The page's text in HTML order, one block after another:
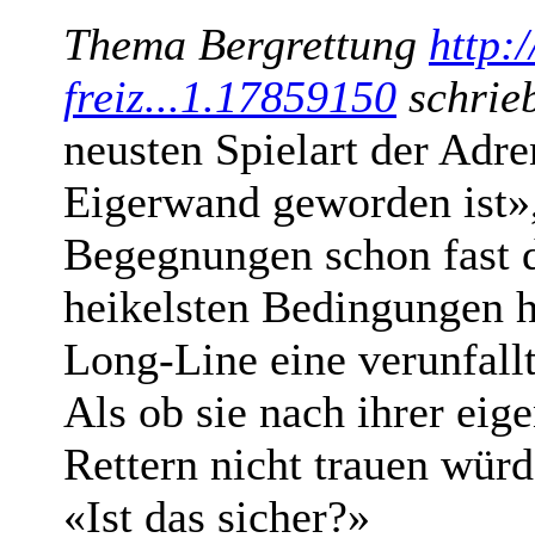
Thema Bergrettung
freiz...1.17859150
neusten Spielart der
Eigerwand geworden
Begegnungen schon
heikelsten Bedingungen
Long-Line eine
Als ob sie nach ihrer
Rettern nicht trauen
«Ist das sicher?»